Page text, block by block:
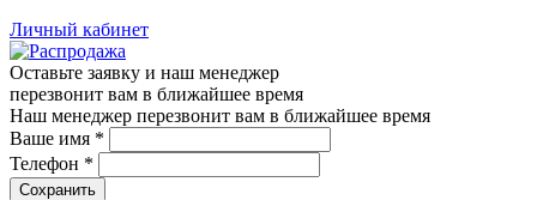
Личный кабинет
Оставьте заявку и наш менеджер
перезвонит вам в ближайшее время
Наш менеджер перезвонит вам в ближайшее время
Ваше имя *
Телефон *
Сохранить